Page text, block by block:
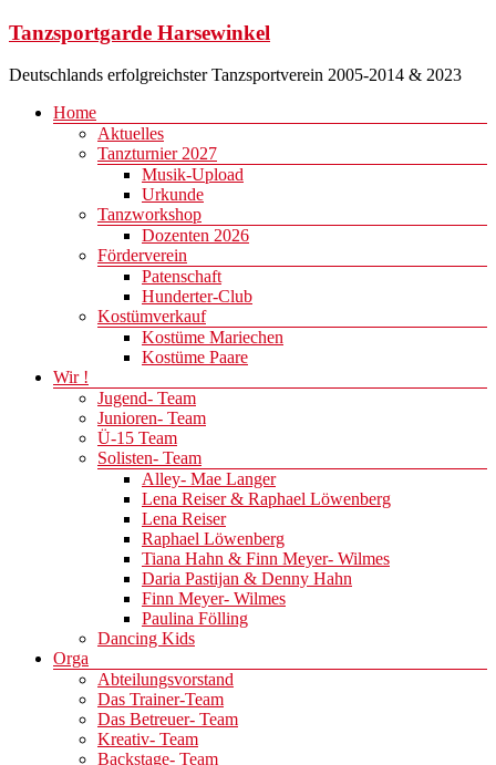
Zum
springen
Tanzsportgarde Harsewinkel
Deutschlands erfolgreichster Tanzsportverein 2005-2014 & 2023
Menü
Home
Aktuelles
Tanzturnier 2027
Musik-Upload
Urkunde
Tanzworkshop
Dozenten 2026
Förderverein
Patenschaft
Hunderter-Club
Kostümverkauf
Kostüme Mariechen
Kostüme Paare
Wir !
Jugend- Team
Junioren- Team
Ü-15 Team
Solisten- Team
Alley- Mae Langer
Lena Reiser & Raphael Löwenberg
Lena Reiser
Raphael Löwenberg
Tiana Hahn & Finn Meyer- Wilmes
Daria Pastijan & Denny Hahn
Finn Meyer- Wilmes
Paulina Fölling
Dancing Kids
Orga
Abteilungsvorstand
Das Trainer-Team
Das Betreuer- Team
Kreativ- Team
Backstage- Team